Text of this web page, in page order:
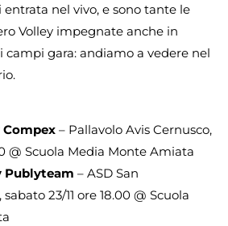
nel vivo, e sono tante le
Volley impegnate anche in
campi gara: andiamo a vedere nel
Compex – Pallavolo Avis Cernusco,
@ Scuola Media Monte Amiata
Publyteam – ASD San
23/11 ore 18.00 @ Scuola